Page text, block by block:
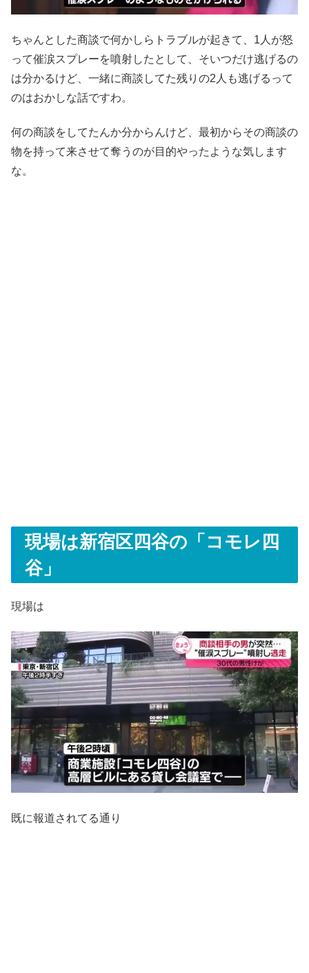
ちゃんとした商談で何かしらトラブルが起きて、1人が怒
って催涙スプレーを噴射したとして、そいつだけ逃げるの
は分かるけど、一緒に商談してた残りの2人も逃げるって
のはおかしな話ですわ。
何の商談をしてたんか分からんけど、最初からその商談の
物を持って来させて奪うのが目的やったような気します
な。
現場は新宿区四谷の「コモレ四
谷」
現場は
既に報道されてる通り